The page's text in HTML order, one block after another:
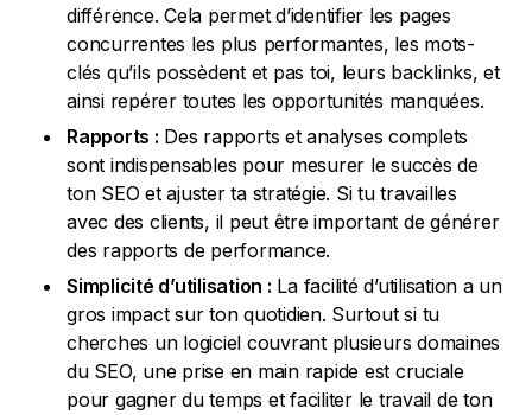
différence. Cela permet d’identifier les pages
concurrentes les plus performantes, les mots-
clés qu’ils possèdent et pas toi, leurs backlinks, et
ainsi repérer toutes les opportunités manquées.
Rapports : Des rapports et analyses complets
sont indispensables pour mesurer le succès de
ton SEO et ajuster ta stratégie. Si tu travailles
avec des clients, il peut être important de générer
des rapports de performance.
Simplicité d’utilisation : La facilité d’utilisation a un
gros impact sur ton quotidien. Surtout si tu
cherches un logiciel couvrant plusieurs domaines
du SEO, une prise en main rapide est cruciale
pour gagner du temps et faciliter le travail de ton